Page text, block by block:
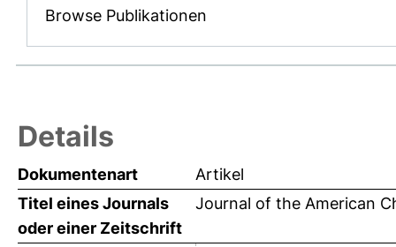
Browse Publikationen
Details
Dokumentenart
Artikel
Titel eines Journals
oder einer Zeitschrift
Journal of the American